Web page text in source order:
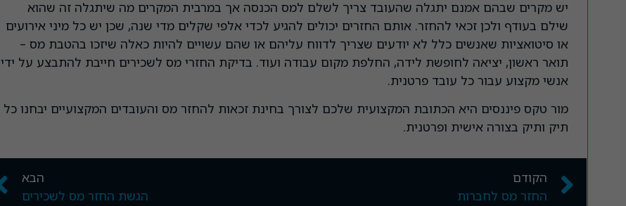
יש מקרים שבהם אמנם יתגלה שהעובד צריך לשלם למס הכנסה אך במרבית המקרים מה שיתגלה זה שהוא
שילם בעודף ולכן זכאי להחזר. אותם החזרים יכולים להגיע לכדי אלפי שקלים מדי שנה, שכן יש כל מיני אירועים
או סיטואציות שאנשים כלל לא יודעים שצריך לדווח עליהם או שהם עשויים להיות כאלה שיזכו בהטבת מס –
תואר ראשון, יציאה לחופשת לידה, החלפת מקום עבודה ועוד. בדיקת החזרי מס לשכירים חייבת להתבצע על ידי
אנשי מקצוע עבור כל עובד פרטנית.
מור טקס פיננסים היא הכתובת המקצועית שלכם לצורך בחינת זכאות להחזר מס והעובדים המקצועיים יבחנו כל
תיק ותיק בצורה אישית ופרטנית.
הקודם
החזר מס לחברות
הבא
הגשת החזר מס לשכירים